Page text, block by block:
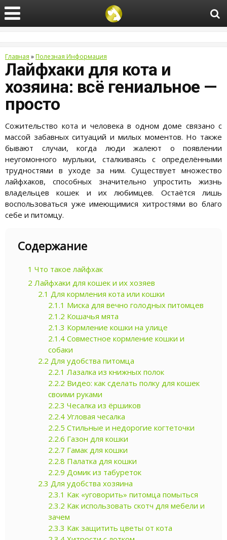
Главная »Полезная Информация
Лайфхаки для кота и
хозяина: всё гениальное —
просто
Сожительство кота и человека в одном доме связано с
массой забавных ситуаций и милых моментов. Но также
бывают случаи, когда люди жалеют о появлении
неугомонного мурлыки, сталкиваясь с определёнными
трудностями в уходе за ним. Существует множество
лайфхаков, способных значительно упростить жизнь
владельцев кошек и их любимцев. Остаётся лишь
воспользоваться уже имеющимися хитростями во благо
себе и питомцу.
Содержание
1 Что такое лайфхак
2 Лайфхаки для кошек и их хозяев
2.1 Для кормления кота или кошки
2.1.1 Миска для вечно голодных питомцев
2.1.2 Кошачья мята
2.1.3 Кормление кошки на улице
2.1.4 Совместное кормление кошки и
собаки
2.2 Для удобства питомца
2.2.1 Лазалка из книжных полок
2.2.2 Видео: как сделать полку для кошек
своими руками
2.2.3 Чесалка из ёршиков
2.2.4 Угловая чесалка
2.2.5 Стильные и недорогие когтеточки
2.2.6 Газон для кошки
2.2.7 Гамак для кошки
2.2.8 Палатка для кошки
2.2.9 Домик из табуреток
2.3 Для удобства хозяина
2.3.1 Как «уговорить» питомца помыться
2.3.2 Как использовать скотч для мебели и
зачем
2.3.3 Как защитить цветы от кота